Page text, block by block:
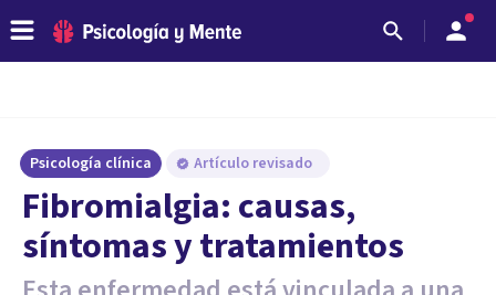
Psicología clínica Artículo revisado
Fibromialgia: causas,
síntomas y tratamientos